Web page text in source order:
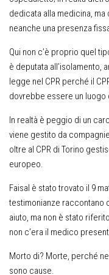
dedicata alla medicina, ma
neanche una presenza
Qui non c’è proprio quel
è deputata all’isolamento,
legge nel CPR perché il
dovrebbe essere un luogo
In realtà è peggio di un
viene gestito da
oltre al CPR di Torino
europeo.
Faisal è stato trovato il 9
testimonianze raccontano
aiuto, ma non è stato
non c’era il medico
Morto di? Morte, perché
sono cause.